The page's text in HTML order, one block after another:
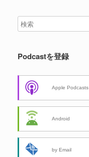
Podcastを登録
Apple Podcasts
Android
by Email